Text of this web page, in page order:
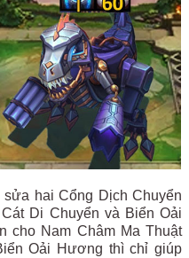
hai Cổng Dịch Chuyển
Di Chuyển và Biển Oải
cho Nam Châm Ma Thuật
Oải Hương thì chỉ giúp